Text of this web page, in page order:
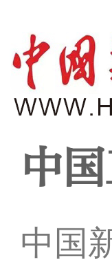
中
中国